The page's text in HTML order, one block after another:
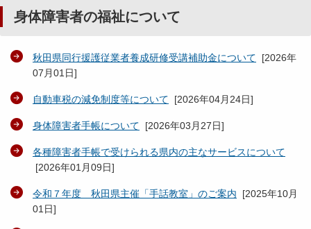
身体障害者の福祉について
秋田県同行援護従業者養成研修受講補助金について [2026年
07月01日]
自動車税の減免制度等について [2026年04月24日]
身体障害者手帳について [2026年03月27日]
各種障害者手帳で受けられる県内の主なサービスについて
[2026年01月09日]
令和７年度 秋田県主催「手話教室」のご案内 [2025年10月
01日]